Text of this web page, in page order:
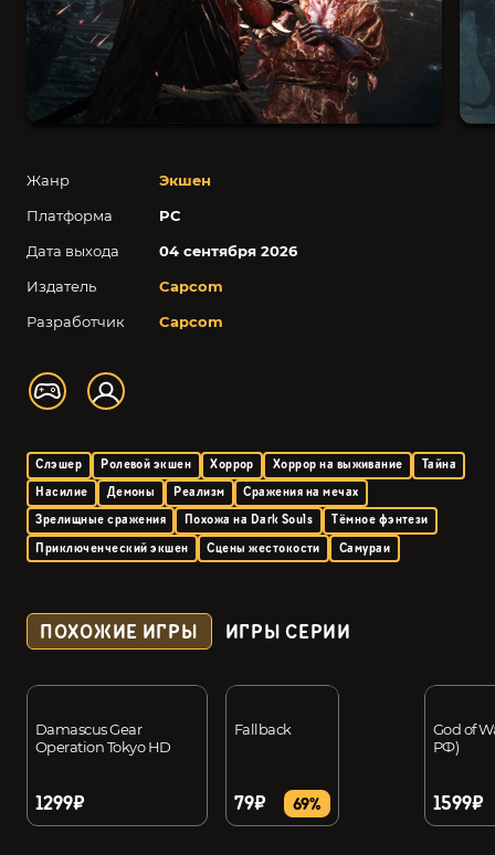
Жанр
Экшен
Платформа
PC
Дата выхода
04 сентября 2026
Издатель
Capcom
Разработчик
Capcom
Слэшер Ролевой экшен Хоррор Хоррор на выживание
Тайна
Насилие
Демоны Реализм
Сражения на мечах
Зрелищные сражения
Похожа на Dark Souls
Тёмное фэнтези
Приключенческий экшен
Сцены жестокости Самураи
ПОХОЖИЕ ИГРЫ ИГРЫ СЕРИИ
Damascus Gear
Operation Tokyo HD
1299₽
Fallback
79₽ 69%
God of
РФ)
1599₽